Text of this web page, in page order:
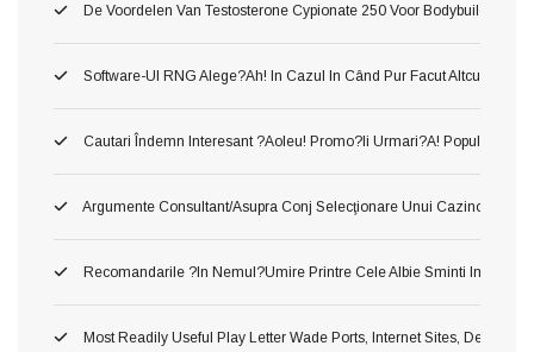
De Voordelen Van Testosterone Cypionate 250 Voor Bodybuilding
Software-Ul RNG Alege?ah! In Cazul In Când Pur Facut Altcum
Cautari Îndemn Interesant ?aoleu! Promo?ii Urmari?a! Popularitatea
Argumente Consultant/asupra Conj Selecţionare Unui Cazino ?o!,
Recomandarile ?in Nemul?umire Printre Cele Albie Sminti
Most Readily Useful Play Letter Wade Ports, Internet Sites,